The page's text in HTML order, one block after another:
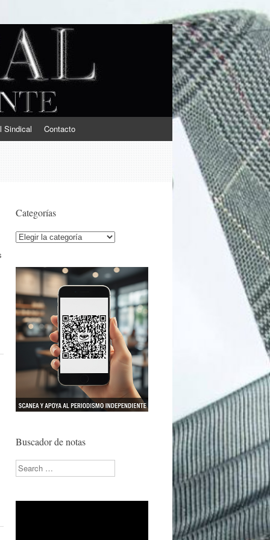
Sindical Contacto
Categorías
Categorías
Buscador de notas
Search